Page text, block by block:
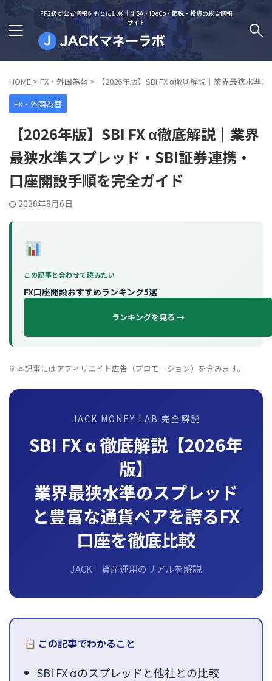
FP2級が公式情報をもとに比較｜NISA・iDeCo・節税・投資の総合情報
サイト
HOME > FX・外国為替 >
【2026年版】SBI FX α徹底解説｜業界最狭水準
FX・外国為替
【2026年版】SBI FX α徹底解説｜業界
最狭水準スプレッド・SBI証券連携・
口座開設手順を完全ガイド
2026年8月6日
この記事と合わせて読みたい
FX口座開設おすすめランキング5選
ランキングを見る →
※本記事にはアフィリエイト広告（プロモーション）を含みます。
JACK MONEY LAB 完全解説
SBI FX α 徹底解説【2026年
版】
業界最狭水準のスプレッド
と豊富な通貨ペアを誇るFX
口座を徹底比較
JACK｜資産運用のリアルを解説
この記事でわかること
SBI FX αのスプレッドと他社との比較